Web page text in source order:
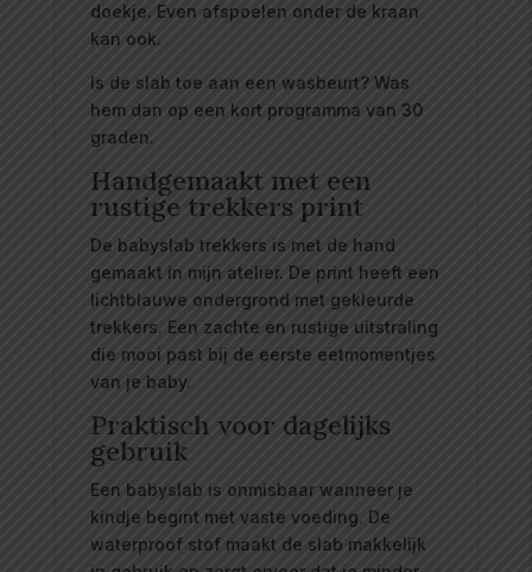
doekje. Even afspoelen onder de kraan
kan ook.
Is de slab toe aan een wasbeurt? Was
hem dan op een kort programma van 30
graden.
Handgemaakt met een
rustige trekkers print
De babyslab trekkers is met de hand
gemaakt in mijn atelier. De print heeft een
lichtblauwe ondergrond met gekleurde
trekkers. Een zachte en rustige uitstraling
die mooi past bij de eerste eetmomentjes
van je baby.
Praktisch voor dagelijks
gebruik
Een babyslab is onmisbaar wanneer je
kindje begint met vaste voeding. De
waterproof stof maakt de slab makkelijk